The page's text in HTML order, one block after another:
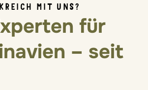
MIT UNS?
für
– seit